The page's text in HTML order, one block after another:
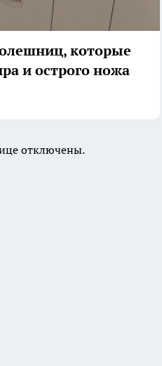
которые
и острого ножа
отключены.